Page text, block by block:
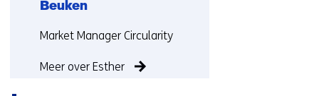
Beuken
Functie:
Market Manager Circularity
Meer over Esther